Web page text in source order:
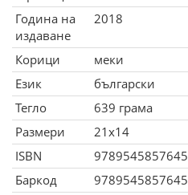
Година на
издаване
2018
Корици
меки
Език
български
Тегло
639 грама
Размери
21x14
ISBN
9789545857645
Баркод
9789545857645